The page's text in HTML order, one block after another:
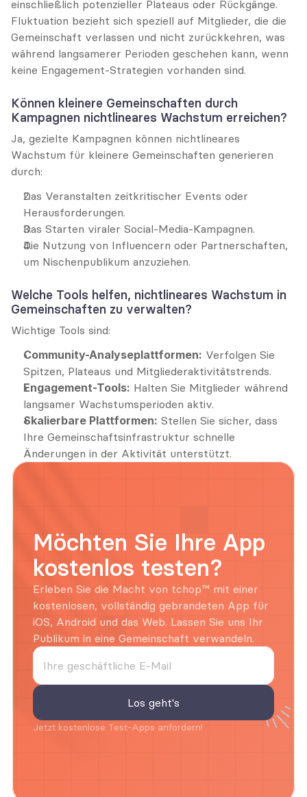
einschließlich potenzieller Plateaus oder Rückgänge.
Fluktuation bezieht sich speziell auf Mitglieder, die die
Gemeinschaft verlassen und nicht zurückkehren, was
während langsamerer Perioden geschehen kann, wenn
keine Engagement-Strategien vorhanden sind.
Können kleinere Gemeinschaften durch
Kampagnen nichtlineares Wachstum erreichen?
Ja, gezielte Kampagnen können nichtlineares
Wachstum für kleinere Gemeinschaften generieren
durch:
Das Veranstalten zeitkritischer Events oder
Herausforderungen.
Das Starten viraler Social-Media-Kampagnen.
Die Nutzung von Influencern oder Partnerschaften,
um Nischenpublikum anzuziehen.
Welche Tools helfen, nichtlineares Wachstum in
Gemeinschaften zu verwalten?
Wichtige Tools sind:
Community-Analyseplattformen: Verfolgen Sie
Spitzen, Plateaus und Mitgliederaktivitätstrends.
Engagement-Tools: Halten Sie Mitglieder während
langsamer Wachstumsperioden aktiv.
Skalierbare Plattformen: Stellen Sie sicher, dass
Ihre Gemeinschaftsinfrastruktur schnelle
Änderungen in der Aktivität unterstützt.
Möchten Sie Ihre App
kostenlos testen?
Erleben Sie die Macht von tchop™ mit einer
kostenlosen, vollständig gebrandeten App für
iOS, Android und das Web. Lassen Sie uns Ihr
Publikum in eine Gemeinschaft verwandeln.
Jetzt kostenlose Test-Apps anfordern!